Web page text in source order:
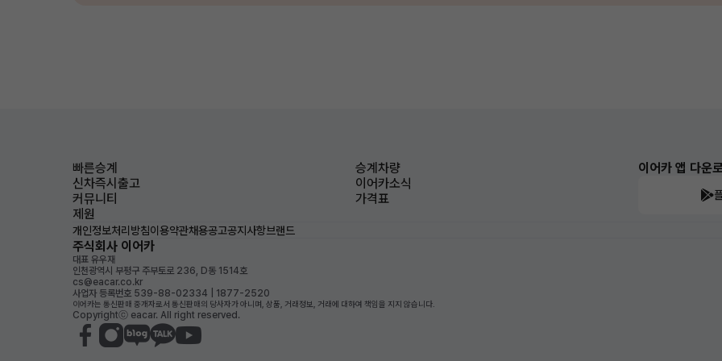
빠른승계
승계차량
신차즉시출고
이어카소식
커뮤니티
가격표
제원
이어카 앱 다운
개인정보처리방침이용약관채용공고공지사항브랜드
주식회사 이어카
대표 유우재
인천광역시 부평구 주부토로 236, D동 1514호
cs@eacar.co.kr
사업자 등록번호 539-88-02334 | 1877-2520
이어카는 통신판매 중개자로서 통신판매의 당사자가 아니며, 상품, 거래정보, 거래에 대하여 책임을 지지 않습니다.
Copyrightⓒ eacar. All right reserved.